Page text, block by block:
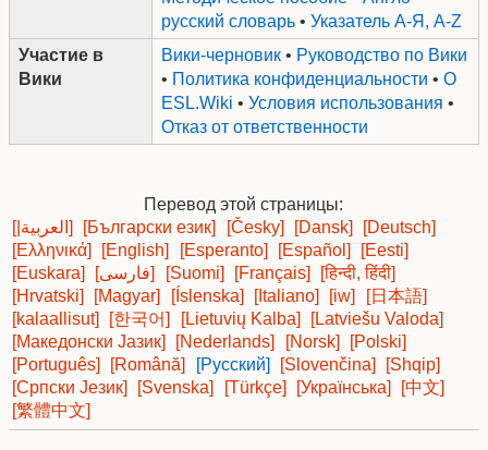
русский словарь • Указатель А-Я, A-Z
Участие в
Вики
Вики-черновик • Руководство по Вики
• Политика конфиденциальности • О
ESL.Wiki • Условия использования •
Отказ от ответственности
Перевод этой страницы:
[|العربية]
[Български език] [Česky] [Dansk]
[Deutsch]
[Ελληνικά]
[English] [Esperanto] [Español]
[Eesti]
[Euskara]
[فارسی] [Suomi] [Français]
[हिन्दी, हिंदी]
[Hrvatski]
[Magyar] [Íslenska] [Italiano] [iw]
[日本語]
[kalaallisut]
[한국어] [Lietuvių Kalba]
[Latviešu Valoda]
[Македонски Јазик]
[Nederlands] [Norsk]
[Polski]
[Português]
[Română] [Русский] [Slovenčina]
[Shqip]
[Српски Језик]
[Svenska] [Türkçe] [Українська]
[中文]
[繁體中文]